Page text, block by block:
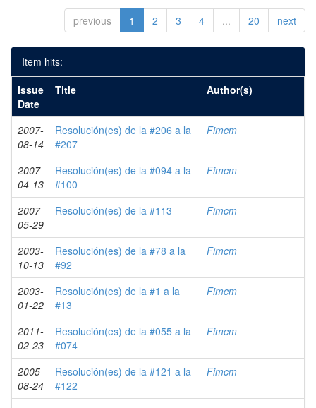
previous 1 2 3 4 ... 20 next
Item hits:
Issue
Date
Title Author(s)
2007-
08-14
Resolución(es) de la #206 a la
#207
Fimcm
2007-
04-13
Resolución(es) de la #094 a la
#100
Fimcm
2007-
05-29
Resolución(es) de la #113 Fimcm
2003-
10-13
Resolución(es) de la #78 a la
#92
Fimcm
2003-
01-22
Resolución(es) de la #1 a la
#13
Fimcm
2011-
02-23
Resolución(es) de la #055 a la
#074
Fimcm
2005-
08-24
Resolución(es) de la #121 a la
#122
Fimcm